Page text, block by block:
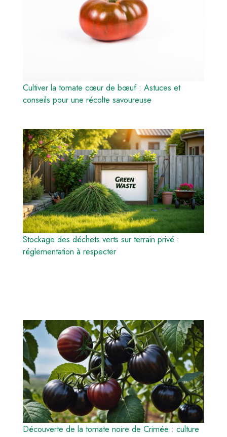
Cultiver la tomate cœur de bœuf : Astuces et
conseils pour une récolte savoureuse
Stockage des déchets verts sur terrain privé :
réglementation à respecter
Découverte de la tomate noire de Crimée : culture